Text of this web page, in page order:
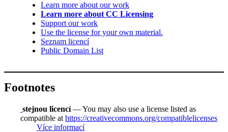
Learn more about our work
Learn more about CC Licensing
Support our work
Use the license for your own material.
Seznam licencí
Public Domain List
Footnotes
stejnou licencí— You may also use a license listed as
compatible at https://creativecommons.org/compatiblelicenses
Více informací